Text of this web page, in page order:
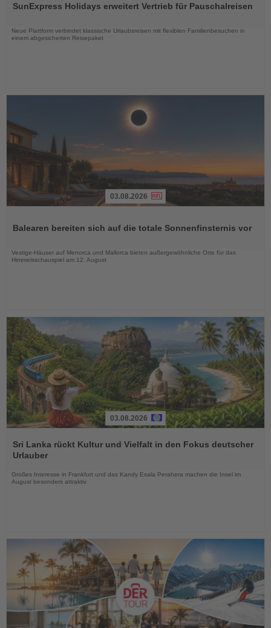
die
SunExpress Holidays erweitert Vertrieb für Pauschalreisen
Neue Plattform verbindet klassische Urlaubsreisen mit flexiblen Familienbesuchen in
einem abgesicherten Reisepaket
die
03.08.2026
Balearen bereiten sich auf die totale Sonnenfinsternis vor
Vestige-Häuser auf Menorca und Mallorca bieten außergewöhnliche Orte für das
Himmelsschauspiel am 12. August
Sie
die
03.08.2026
Sri Lanka rückt Kultur und Vielfalt in den Fokus deutscher
Urlauber
Großes Interesse in Frankfurt und das Kandy Esala Perahera machen die Insel im
August besonders attraktiv